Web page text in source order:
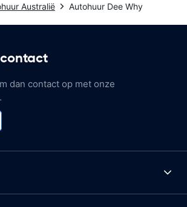
Australië Autohuur Dee Why
dan contact op met onze